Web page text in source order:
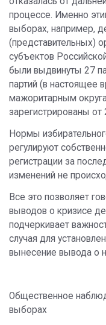
процессе. Именно
выборах, например,
(представительных)
субъектов
были выдвинуты 27
партий (в настоящее
мажоритарным
зарегистрированы от
Нормы
регулируют
регистрации за
изменений не
Все это позволяет
выводов о кризисе
подчеркивает
случая для
вынесение вывода о
Общественное
выборах